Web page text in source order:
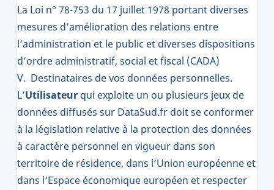
La Loi n° 78-753 du 17 juillet 1978 portant diverses
mesures d’amélioration des relations entre
l’administration et le public et diverses dispositions
d’ordre administratif, social et fiscal (CADA)
V. Destinataires de vos données personnelles.
L’Utilisateur qui exploite un ou plusieurs jeux de
données diffusés sur DataSud.fr doit se conformer
à la législation relative à la protection des données
à caractère personnel en vigueur dans son
territoire de résidence, dans l’Union européenne et
dans l’Espace économique européen et respecter